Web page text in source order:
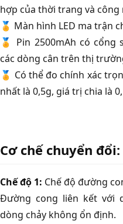
hợp của thời trang và công
🏅 Màn hình LED ma trận
🏅 Pin 2500mAh có cổng
các dòng cân trên thị
🏅 Có thể đo chính xác
nhất là 0,5g, giá trị chia là
Cơ chế chuyển
Chế độ 1: Chế độ đường
Đường cong liên kết với
dòng chảy không ổn định.